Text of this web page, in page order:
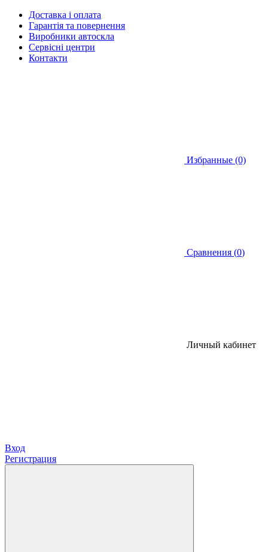
Доставка і оплата
Гарантія та повернення
Виробники автоскла
Сервісні центри
Контакти
Избранные (0)
Сравнения (0)
Личный кабинет
Вход
Регистрация